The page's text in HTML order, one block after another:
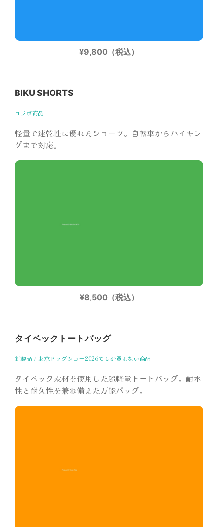
¥9,800（税込）
BIKU SHORTS
コラボ商品
軽量で速乾性に優れたショーツ。自転車からハイキン
グまで対応。
¥8,500（税込）
タイベックトートバッグ
新製品 / 東京ドッグショー2026でしか買えない商品
タイベック素材を使用した超軽量トートバッグ。耐水
性と耐久性を兼ね備えた万能バッグ。